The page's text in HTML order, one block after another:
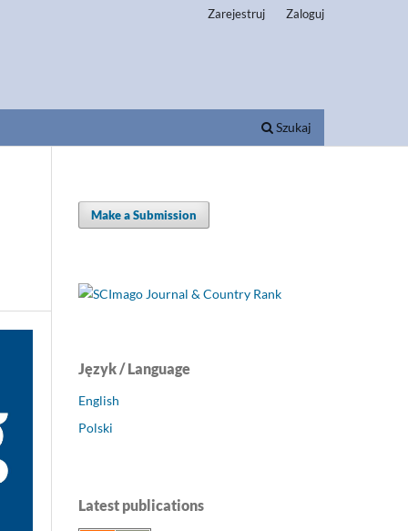
Szukaj
Zarejestruj Zaloguj
Make a Submission
Język / Language
English
Polski
Latest publications